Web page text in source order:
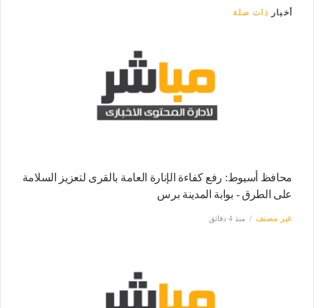
أخبار ذات صلة
محافظ أسيوط: رفع كفاءة الإنارة العامة بالقرى لتعزيز السلامة
على الطرق - بوابة المدينة برس
غير مصنف منذ 4 دقائق